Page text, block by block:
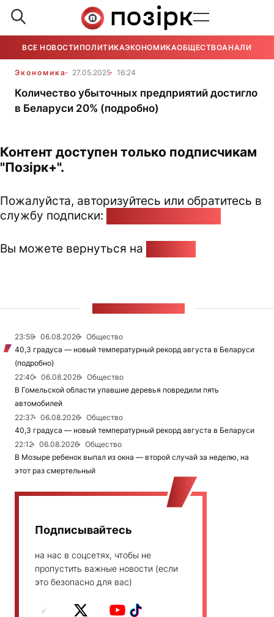
ВСЕ НОВОСТИ ПОЛИТИКАЭКОНОМИКАОБЩЕСТВОАНАЛИТИКА
Экономика 27.05.2025 16:24
Количество убыточных предприятий достигло
в Беларуси 20% (подробно)
Контент доступен только подписчикам
"Позірк+".
Пожалуйста, авторизуйтесь или обратитесь в
службу подписки:
Вы можете вернуться на
23:59 06.08.2026
Общество
40,3 градуса — новый температурный рекорд августа в Беларуси
(подробно)
22:40
06.08.2026
Общество
В Гомельской области упавшие деревья повредили пять
автомобилей
22:37
06.08.2026
Общество
40,3 градуса — новый температурный рекорд августа в Беларуси
22:12
06.08.2026
Общество
В Мозыре ребенок выпал из окна — второй случай за неделю, на
этот раз смертельный
Подписывайтесь
на нас в соцсетях, чтобы не
пропустить важные новости (если
это безопасно для вас)